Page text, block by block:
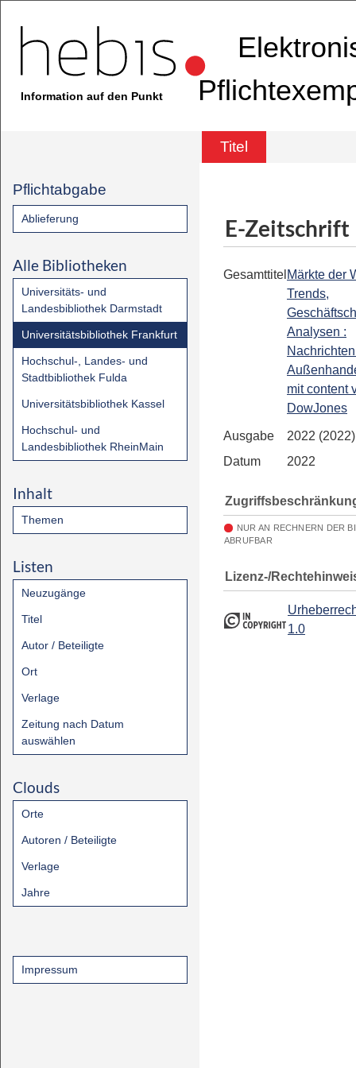
Information auf den Punkt
Titel
Pflichtabgabe
Ablieferung
Alle Bibliotheken
Universitäts- und
Landesbibliothek Darmstadt
Universitätsbibliothek Frankfurt
Hochschul-, Landes- und
Stadtbibliothek Fulda
Universitätsbibliothek Kassel
Hochschul- und
Landesbibliothek RheinMain
Inhalt
Themen
Listen
Neuzugänge
Titel
Autor / Beteiligte
Ort
Verlage
Zeitung nach Datum
auswählen
Clouds
Orte
Autoren / Beteiligte
Verlage
Jahre
Impressum
E-Zeitschrift
Gesamttitel Märkte der
Trends,
Analysen :
mit content
DowJones
Ausgabe
2022
Datum
2022
NUR AN RECHNERN DER
ABRUFBAR
Lizenz-/
1.0